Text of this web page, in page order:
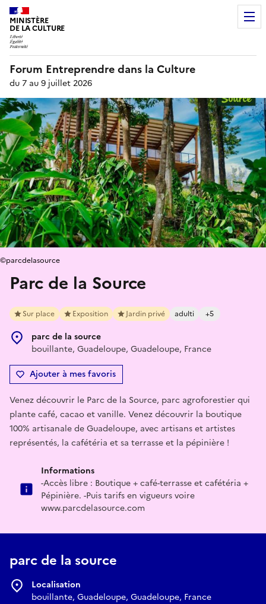
MINISTÈRE
DE LA CULTURE
Forum Entreprendre dans la Culture
du 7 au 9 juillet 2026
Parc de la Source
Sur place Exposition Jardin privé adulti +5
parc de la source
bouillante, Guadeloupe, Guadeloupe, France
Ajouter à mes favoris
©parcdelasource
Venez découvrir le Parc de la Source, parc agroforestier qui
plante café, cacao et vanille. Venez découvrir la boutique
100% artisanale de Guadeloupe, avec artisans et artistes
représentés, la cafétéria et sa terrasse et la pépinière !
Informations
-Accès libre : Boutique + café-terrasse et cafétéria +
Pépinière. -Puis tarifs en vigueurs voire
www.parcdelasource.com
parc de la source
Localisation
bouillante, Guadeloupe, Guadeloupe, France